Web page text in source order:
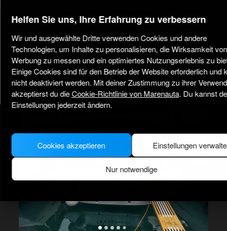
marenauta
Bavaria C50 Holiday - 5 + 1 Cab. - Pula
3.9(1) Nur ohne Skipper Professionell
Marina Veruda Tehnomont
Verifiziertes Boot
Helfen Sie uns, Ihre Erfahrung zu verbessern
Wir und ausgewählte Dritte verwenden Cookies und andere
Technologien, um Inhalte zu personalisieren, die Wirksamkeit von
Werbung zu messen und ein optimiertes Nutzungserlebnis zu
Einige Cookies sind für den Betrieb der Website erforderlich und
nicht deaktiviert werden. Mit deiner Zustimmung zu ihrer
akzeptierst du dieCookie-Richtlinie von Marenauta. Du kannst
Einstellungen jederzeit ändern.
Einstellungen
Nur notwendige
Cookies akzeptieren